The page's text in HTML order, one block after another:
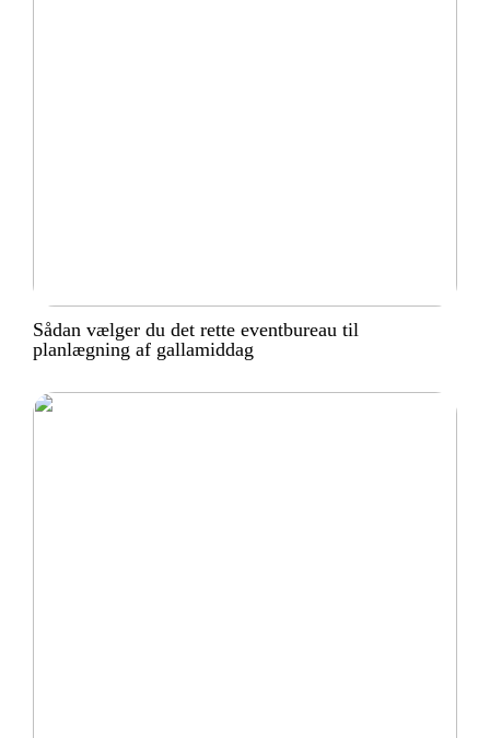
Sådan vælger du det rette eventbureau til
planlægning af gallamiddag